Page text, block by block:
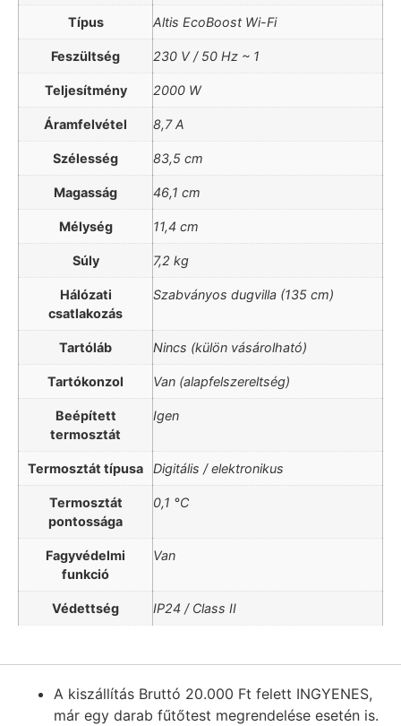
Típus Altis EcoBoost Wi-Fi
Feszültség 230 V / 50 Hz ~ 1
Teljesítmény 2000 W
Áramfelvétel 8,7 A
Szélesség 83,5 cm
Magasság 46,1 cm
Mélység 11,4 cm
Súly 7,2 kg
Hálózati
csatlakozás
Szabványos dugvilla (135 cm)
Tartóláb Nincs (külön vásárolható)
Tartókonzol Van (alapfelszereltség)
Beépített
termosztát
Igen
Termosztát típusa Digitális / elektronikus
Termosztát
pontossága
0,1 °C
Fagyvédelmi
funkció
Van
Védettség IP24 / Class II
A kiszállítás Bruttó 20.000 Ft felett INGYENES,
már egy darab fűtőtest megrendelése esetén is.